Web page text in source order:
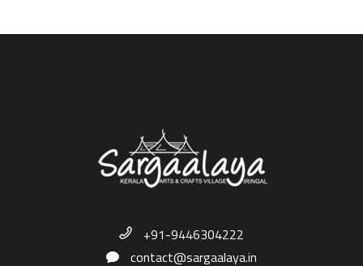
+91-9446304222
contact@sargaalaya.in